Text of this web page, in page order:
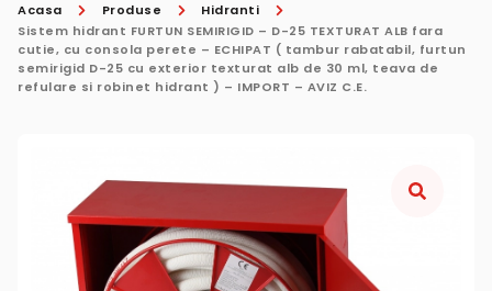
Acasa Produse
Hidranti
Sistem​ hidrant ​FURTUN SEMIRIGID – D-25 TEXTURAT ALB fara
cutie, cu consola perete – ​ECHIPAT​ ( tambur rabatabil, furtun
semirigid D-25 cu exterior texturat alb de 30 ml, teava de
refulare si robinet hidrant ) – ​IMPORT – AVIZ C.E.